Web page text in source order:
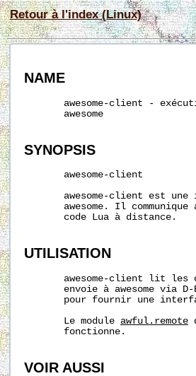
Retour à l'index (Linux)
NAME
awesome-client -
       awesome
SYNOPSIS
       awesome-client
awesome-client est une
awesome. Il communique
       code Lua à distance.
UTILISATION
awesome-client lit les
envoie à awesome via
pour fournir une
       Le module
awful.remote
       fonctionne.
VOIR AUSSI